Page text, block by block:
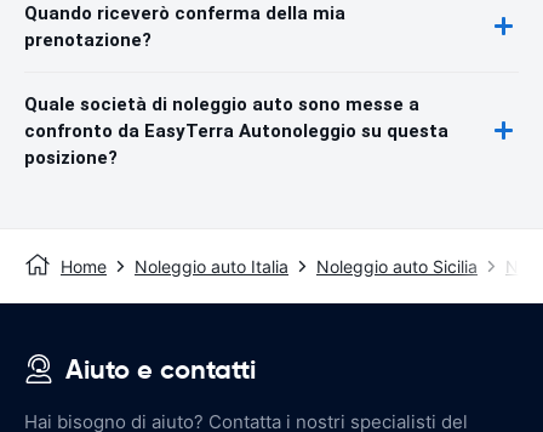
Quando riceverò conferma della mia
prenotazione?
Quale società di noleggio auto sono messe a
confronto da EasyTerra Autonoleggio su questa
posizione?
Home Noleggio auto Italia Noleggio auto Sicilia
Aiuto e contatti
Hai bisogno di aiuto? Contatta i nostri specialisti del